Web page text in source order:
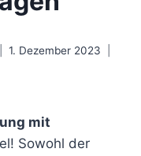
1. Dezember 2023
mit
Sowohl der